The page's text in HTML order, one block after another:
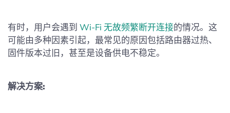
有时，用户会遇到 Wi-Fi 无故频繁断开连接的情况。这
可能由多种因素引起，最常见的原因包括路由器过热、
固件版本过旧，甚至是设备供电不稳定。
解决方案: